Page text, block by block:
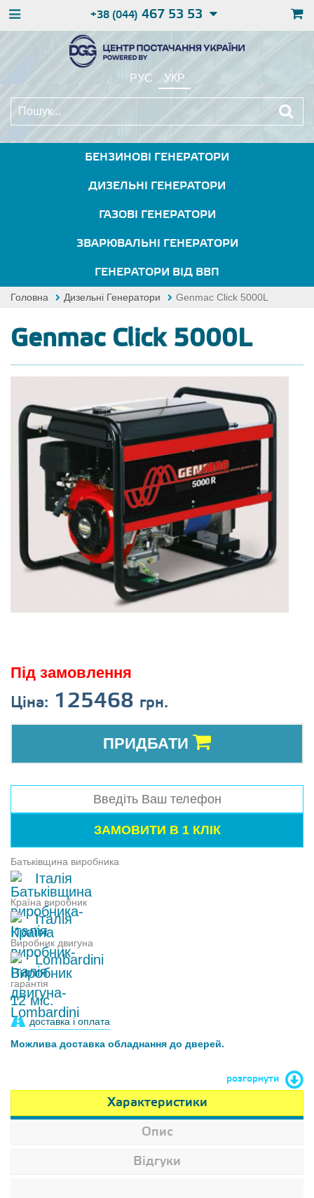
+38 (044) 467 53 53
РУС УКР
БЕНЗИНОВІ ГЕНЕРАТОРИ
ДИЗЕЛЬНІ ГЕНЕРАТОРИ
ГАЗОВІ ГЕНЕРАТОРИ
ЗВАРЮВАЛЬНІ ГЕНЕРАТОРИ
ГЕНЕРАТОРИ ВІД ВВП
Головна Дизельні Генератори Genmac Click 5000L
Genmac Click 5000L
Під замовлення
Ціна: 125468 грн.
ПРИДБАТИ
Батьківщина виробника
Італія
Країна виробник
Італія
Виробник двигуна
Lombardini
гарантія
12 міс.
доставка і оплата
Можлива доставка обладнання до дверей.
розгорнути
Характеристики
Опис
Відгуки